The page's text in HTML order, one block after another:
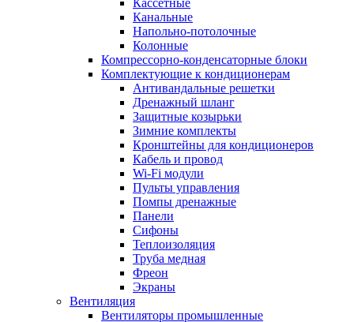
Кассетные
Канальные
Напольно-потолочные
Колонные
Компрессорно-конденсаторные блоки
Комплектующие к кондиционерам
Антивандальные решетки
Дренажный шланг
Защитные козырьки
Зимние комплекты
Кронштейны для кондиционеров
Кабель и провод
Wi-Fi модули
Пульты управления
Помпы дренажные
Панели
Сифоны
Теплоизоляция
Труба медная
Фреон
Экраны
Вентиляция
Вентиляторы промышленные